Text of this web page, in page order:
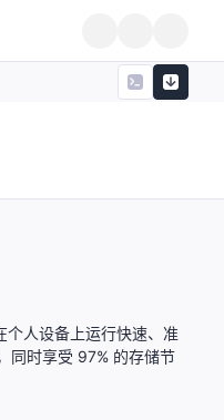
人设备上运行快速、准
同时享受 97% 的存储节